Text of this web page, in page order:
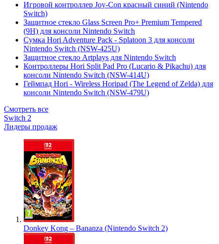
Игровой контроллер Joy-Con красный синий (Nintendo
Switch)
Защитное стекло Glass Screen Pro+ Premium Tempered
(9H) для консоли Nintendo Switch
Сумка Hori Adventure Pack - Splatoon 3 для консоли
Nintendo Switch (NSW-425U)
Защитное стекло Artplays для Nintendo Switch
Контроллеры Hori Split Pad Pro (Lucario & Pikachu) для
консоли Nintendo Switch (NSW-414U)
Геймпад Hori - Wireless Horipad (The Legend of Zelda) для
консоли Nintendo Switch (NSW-479U)
Смотреть все
Switch 2
Лидеры продаж
Donkey Kong – Bananza (Nintendo Switch 2)